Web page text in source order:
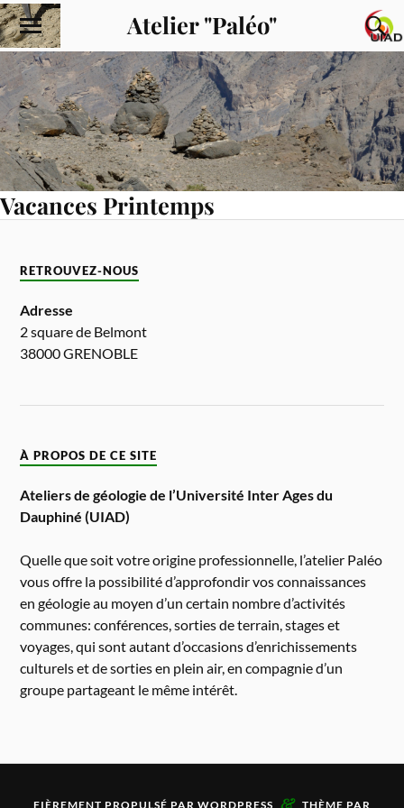
Atelier "Paléo"
Vacances Printemps
RETROUVEZ-NOUS
Adresse
2 square de Belmont
38000 GRENOBLE
À PROPOS DE CE SITE
Ateliers de géologie de l’Université Inter Ages du
Dauphiné (UIAD)
Quelle que soit votre origine professionnelle, l’atelier Paléo
vous offre la possibilité d’approfondir vos connaissances
en géologie au moyen d’un certain nombre d’activités
communes: conférences, sorties de terrain, stages et
voyages, qui sont autant d’occasions d’enrichissements
culturels et de sorties en plein air, en compagnie d’un
groupe partageant le même intérêt.
FIÈREMENT PROPULSÉ PAR WORDPRESS THÈME PAR